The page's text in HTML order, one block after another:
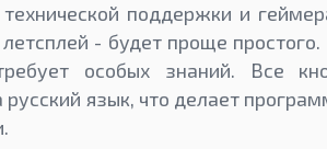
технической поддержки и
- будет проще
особых знаний. Все
язык, что делает